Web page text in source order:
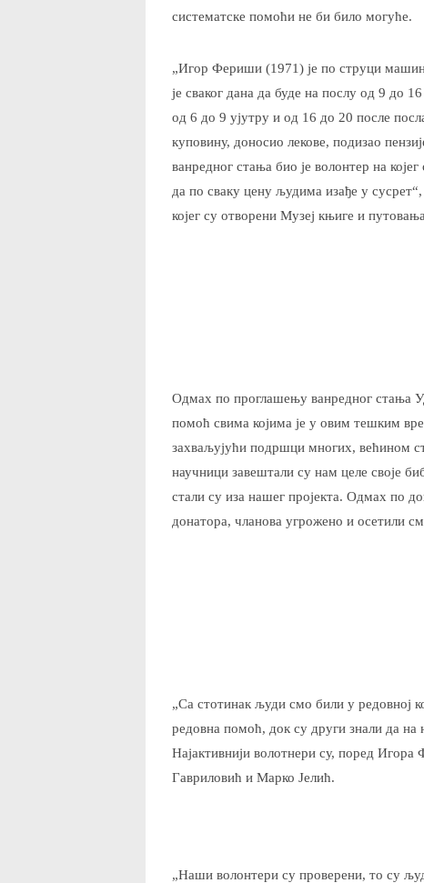
систематске помоћи не би било могуће.
„Игор Фериши (1971) је по струци
је сваког дана да буде на послу од 9 до
од 6 до 9 ујутру и од 16 до 20 после
куповину, доносио лекове, подизао
ванредног стања био је волонтер на
да по сваку цену људима изађе у
којег су отворени Музеј књиге и
Одмах по проглашењу ванредног стања
помоћ свима којима је у овим тешким
захваљујући подршци многих, већином
научници завештали су нам целе своје
стали су иза нашег пројекта. Одмах по
донатора, чланова угрожено и осетили
„Са стотинак људи смо били у редовној
редовна помоћ, док су други знали да
Најактивнији волотнери су, поред
Гавриловић и Марко Јелић.
„Наши волонтери су проверени, то су